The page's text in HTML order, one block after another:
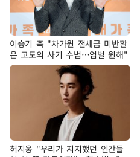
이승기 측 "차가원 전세금 미반환
은 고도의 사기 수법…엄벌 원해"
허지웅 "우리가 지지했던 인간들